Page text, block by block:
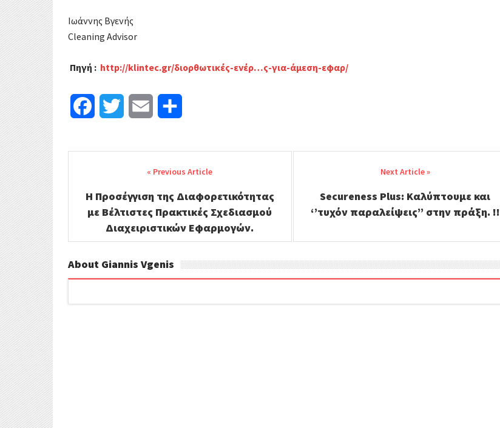
Ιωάννης Βγενής
Cleaning Advisor
Πηγή : http://klintec.gr/διορθωτικές-ενέρ…ς-για-άμεση-εφαρ/
c
b
k
i
t
e
a
l
ι
α
σ
ε
navigation
Η Προσέγγιση της Διαφορετικότητας
με Βέλτιστες Πρακτικές Σχεδιασμού
Διαχειριστικών Εφαρμογών.
Secureness Plus: Καλύπτουμε και
‘’τυχόν παραλείψεις’’ στην πράξη. !!
About Giannis Vgenis